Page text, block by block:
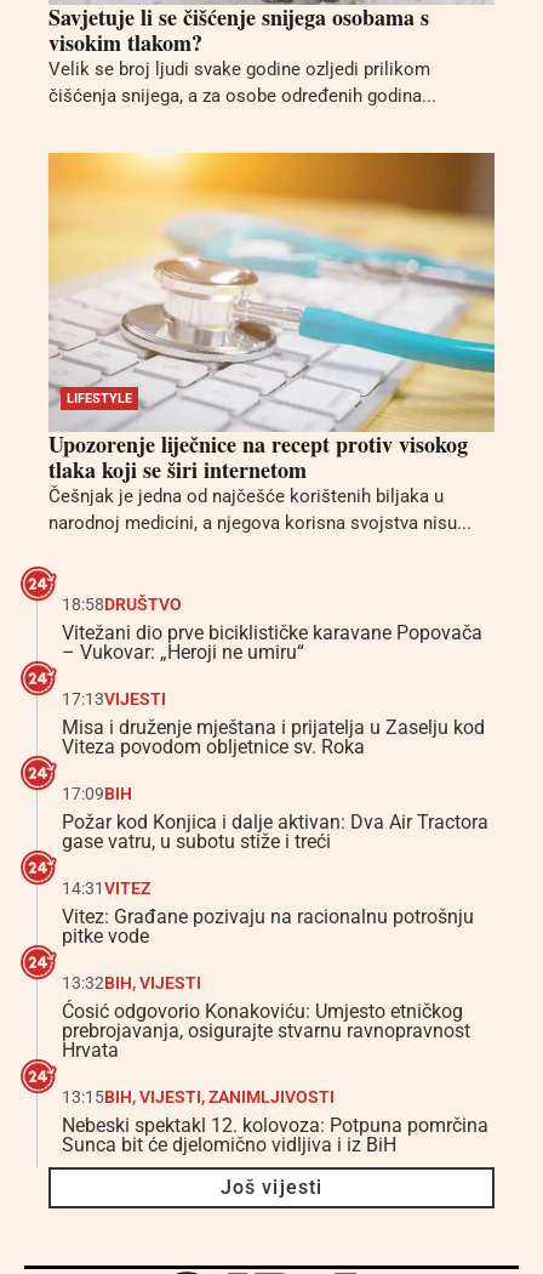
Savjetuje li se čišćenje snijega osobama s
visokim tlakom?
Velik se broj ljudi svake godine ozljedi prilikom
čišćenja snijega, a za osobe određenih godina...
LIFESTYLE
Upozorenje liječnice na recept protiv visokog
tlaka koji se širi internetom
Češnjak je jedna od najčešće korištenih biljaka u
narodnoj medicini, a njegova korisna svojstva nisu...
18:58DRUŠTVO
Vitežani dio prve biciklističke karavane Popovača
– Vukovar: „Heroji ne umiru“
17:13VIJESTI
Misa i druženje mještana i prijatelja u Zaselju kod
Viteza povodom obljetnice sv. Roka
17:09BIH
Požar kod Konjica i dalje aktivan: Dva Air Tractora
gase vatru, u subotu stiže i treći
14:31VITEZ
Vitez: Građane pozivaju na racionalnu potrošnju
pitke vode
13:32BIH,VIJESTI
Ćosić odgovorio Konakoviću: Umjesto etničkog
prebrojavanja, osigurajte stvarnu ravnopravnost
Hrvata
13:15BIH,VIJESTI,ZANIMLJIVOSTI
Nebeski spektakl 12. kolovoza: Potpuna pomrčina
Sunca bit će djelomično vidljiva i iz BiH
Još vijesti